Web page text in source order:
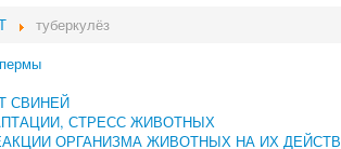
туберкулёз
СВИНЕЙ
СТРЕСС ЖИВОТНЫХ
ОРГАНИЗМА ЖИВОТНЫХ НА ИХ